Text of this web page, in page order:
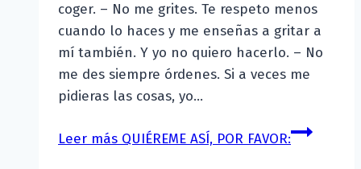
coger. – No me grites. Te respeto menos
cuando lo haces y me enseñas a gritar a
mí también. Y yo no quiero hacerlo. – No
me des siempre órdenes. Si a veces me
pidieras las cosas, yo…
Leer más QUIÉREME ASÍ, POR FAVOR: